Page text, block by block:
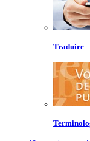
Traduire